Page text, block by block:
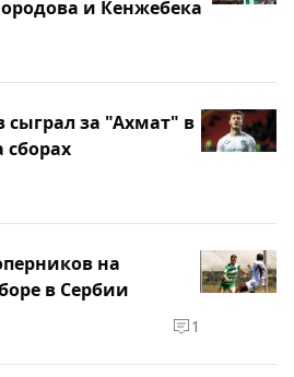
и Кенжебека
за "Ахмат" в
на
в Сербии
1